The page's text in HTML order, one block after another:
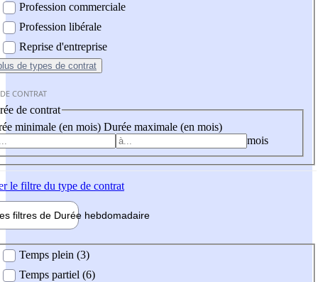
Profession commerciale
Profession libérale
Reprise d'entreprise
de types de contrat
CONTRAT
de contrat
minimale (en mois) Durée maximale (en mois)
mois
le filtre du type de contrat
filtres de Durée hebdomadaire
Temps plein (3)
Temps partiel (6)